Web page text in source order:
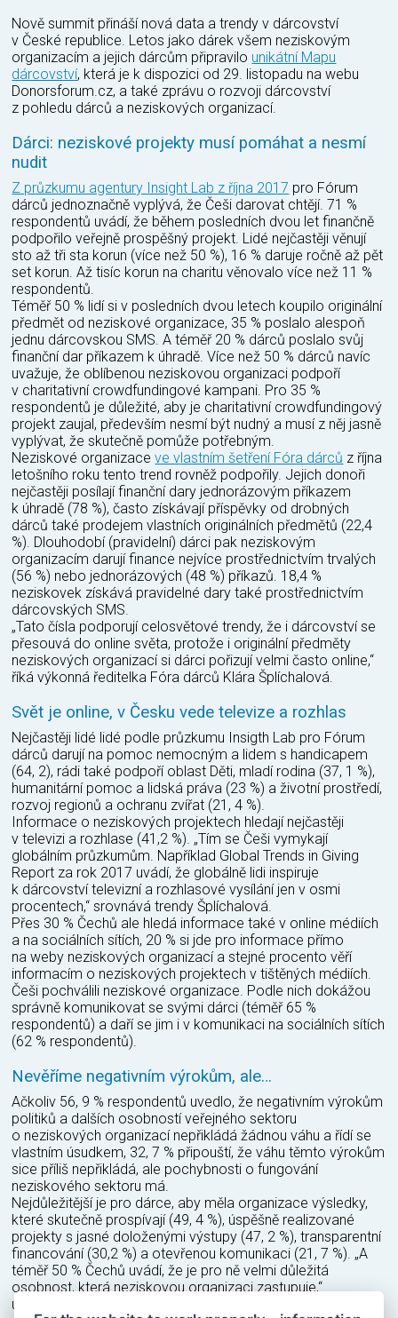
Nově summit přináší nová data a trendy v dárcovství
v České republice. Letos jako dárek všem neziskovým
organizacím a jejich dárcům připravilo unikátní Mapu
dárcovství, která je k dispozici od 29. listopadu na webu
Donorsforum.cz, a také zprávu o rozvoji dárcovství
z pohledu dárců a neziskových organizací.
Dárci: neziskové projekty musí pomáhat a nesmí
nudit
Z průzkumu agentury Insight Lab z října 2017 pro Fórum
dárců jednoznačně vyplývá, že Češi darovat chtějí. 71 %
respondentů uvádí, že během posledních dvou let finančně
podpořilo veřejně prospěšný projekt. Lidé nejčastěji věnují
sto až tři sta korun (více než 50 %), 16 % daruje ročně až pět
set korun. Až tisíc korun na charitu věnovalo více než 11 %
respondentů.
Téměř 50 % lidí si v posledních dvou letech koupilo originální
předmět od neziskové organizace, 35 % poslalo alespoň
jednu dárcovskou SMS. A téměř 20 % dárců poslalo svůj
finanční dar příkazem k úhradě. Více než 50 % dárců navíc
uvažuje, že oblíbenou neziskovou organizaci podpoří
v charitativní crowdfundingové kampani. Pro 35 %
respondentů je důležité, aby je charitativní crowdfundingový
projekt zaujal, především nesmí být nudný a musí z něj jasně
vyplývat, že skutečně pomůže potřebným.
Neziskové organizaceve vlastním šetření Fóra dárců z října
letošního roku tento trend rovněž podpořily. Jejich donoři
nejčastěji posílají finanční dary jednorázovým příkazem
k úhradě (78 %), často získávají příspěvky od drobných
dárců také prodejem vlastních originálních předmětů (22,4
%). Dlouhodobí (pravidelní) dárci pak neziskovým
organizacím darují finance nejvíce prostřednictvím trvalých
(56 %) nebo jednorázových (48 %) příkazů. 18,4 %
neziskovek získává pravidelné dary také prostřednictvím
dárcovských SMS.
„Tato čísla podporují celosvětové trendy, že i dárcovství se
přesouvá do online světa, protože i originální předměty
neziskových organizací si dárci pořizují velmi často online,“
říká výkonná ředitelka Fóra dárců Klára Šplíchalová.
Svět je online, v Česku vede televize a rozhlas
Nejčastěji lidé lidé podle průzkumu Insigth Lab pro Fórum
dárců darují na pomoc nemocným a lidem s handicapem
(64, 2), rádi také podpoří oblast Děti, mladí rodina (37, 1 %),
humanitární pomoc a lidská práva (23 %) a životní prostředí,
rozvoj regionů a ochranu zvířat (21, 4 %).
Informace o neziskových projektech hledají nejčastěji
v televizi a rozhlase (41,2 %). „Tím se Češi vymykají
globálním průzkumům. Například Global Trends in Giving
Report za rok 2017 uvádí, že globálně lidi inspiruje
k dárcovství televizní a rozhlasové vysílání jen v osmi
procentech,“ srovnává trendy Šplíchalová.
Přes 30 % Čechů ale hledá informace také v online médiích
a na sociálních sítích, 20 % si jde pro informace přímo
na weby neziskových organizací a stejné procento věří
informacím o neziskových projektech v tištěných médiích.
Češi pochválili neziskové organizace. Podle nich dokážou
správně komunikovat se svými dárci (téměř 65 %
respondentů) a daří se jim i v komunikaci na sociálních sítích
(62 % respondentů).
Nevěříme negativním výrokům, ale…
Ačkoliv 56, 9 % respondentů uvedlo, že negativním výrokům
politiků a dalších osobností veřejného sektoru
o neziskových organizací nepřikládá žádnou váhu a řídí se
vlastním úsudkem, 32, 7 % připouští, že váhu těmto výrokům
sice příliš nepřikládá, ale pochybnosti o fungování
neziskového sektoru má.
Nejdůležitější je pro dárce, aby měla organizace výsledky,
které skutečně prospívají (49, 4 %), úspěšně realizované
projekty s jasné doloženými výstupy (47, 2 %), transparentní
financování (30,2 %) a otevřenou komunikaci (21, 7 %). „A
téměř 50 % Čechů uvádí, že je pro ně velmi důležitá
osobnost, která neziskovou organizaci zastupuje,“
upozorňuje Šplíchalová.